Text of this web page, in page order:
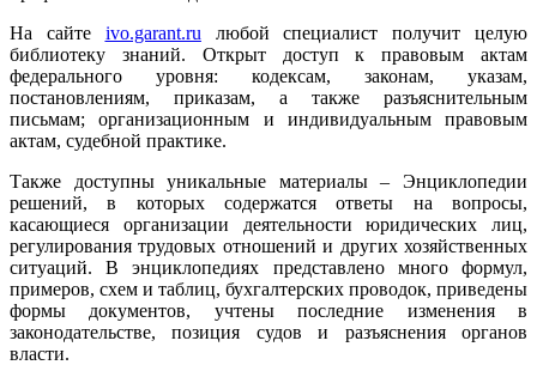
На сайте ivo.garant.ru любой специалист получит целую
библиотеку знаний. Открыт доступ к правовым актам
федерального уровня: кодексам, законам, указам,
постановлениям, приказам, а также разъяснительным
письмам; организационным и индивидуальным правовым
актам, судебной практике.
Также доступны уникальные материалы – Энциклопедии
решений, в которых содержатся ответы на вопросы,
касающиеся организации деятельности юридических лиц,
регулирования трудовых отношений и других хозяйственных
ситуаций. В энциклопедиях представлено много формул,
примеров, схем и таблиц, бухгалтерских проводок, приведены
формы документов, учтены последние изменения в
законодательстве, позиция судов и разъяснения органов
власти.